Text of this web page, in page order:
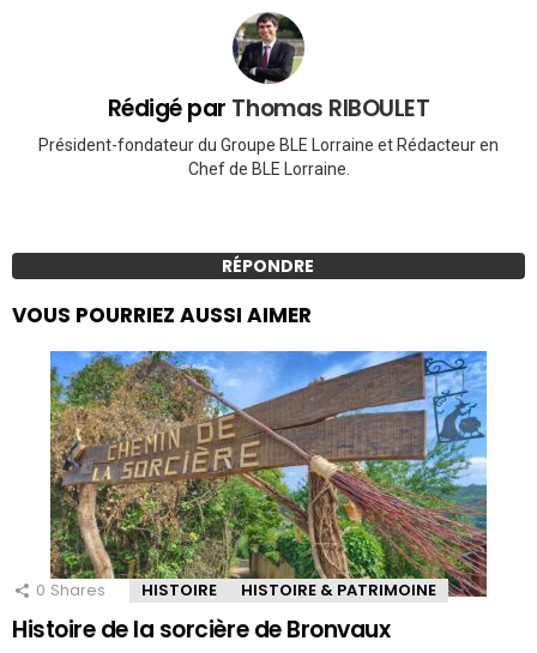
Rédigé par Thomas RIBOULET
Président-fondateur du Groupe BLE Lorraine et Rédacteur en
Chef de BLE Lorraine.
RÉPONDRE
VOUS POURRIEZ AUSSI AIMER
0 Shares HISTOIRE HISTOIRE & PATRIMOINE
Histoire de la sorcière de Bronvaux